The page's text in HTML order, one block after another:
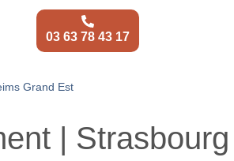
03 63 78 43 17
Grand Est
|